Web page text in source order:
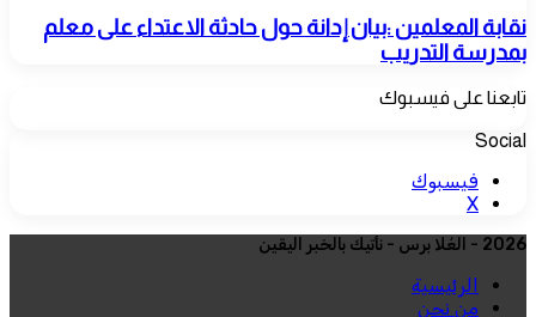
نقابة المعلمين :بيان إدانة حول حادثة الاعتداء على معلم
بمدرسة التدريب
تابعنا على فيسبوك
Social
فيسبوك
‫X
2026 - العُلا برس - نأتيك بالخبر اليقين
الرئيسية
من نحن